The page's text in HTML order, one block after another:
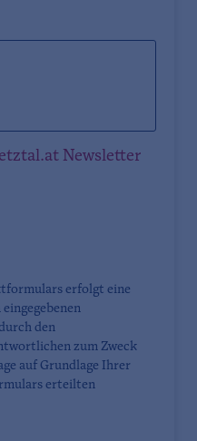
Newsletter
erfolgt eine
den
zum Zweck
auf Grundlage Ihrer
erteilten